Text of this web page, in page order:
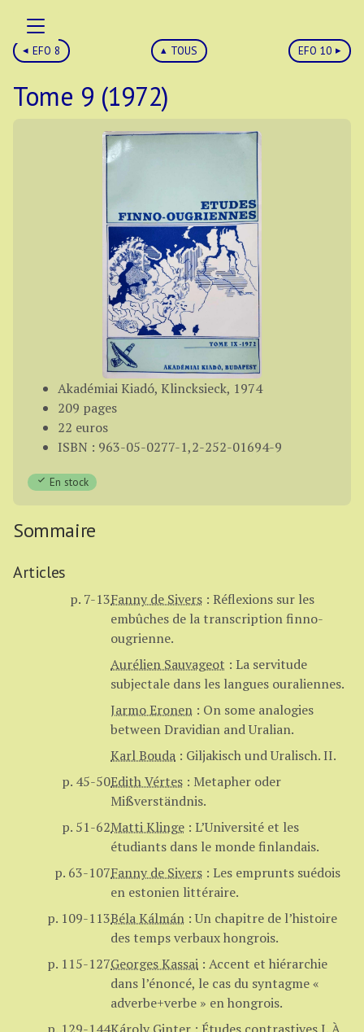
EFO 8 TOUS EFO 10
Tome 9 (1972)
Akadémiai Kiadó, Klincksieck, 1974
209 pages
22 euros
ISBN : 963-05-0277-1,2-252-01694-9
En stock
Sommaire
Articles
p. 7-13Fanny de Sivers : Réflexions sur les
embûches de la transcription finno-
ougrienne.
Aurélien Sauvageot : La servitude
subjectale dans les langues ouraliennes.
Jarmo Eronen : On some analogies
between Dravidian and Uralian.
Karl Bouda : Giljakisch und Uralisch. II.
p. 45-50Edith Vértes : Metapher oder
Mißverständnis.
p. 51-62Matti Klinge : L’Université et les
étudiants dans le monde finlandais.
p. 63-107Fanny de Sivers : Les emprunts suédois
en estonien littéraire.
p. 109-113Béla Kálmán :Un chapitre de l’histoire
des temps verbaux hongrois.
p. 115-127Georges Kassai : Accent et hiérarchie
dans l’énoncé, le cas du syntagme «
adverbe+verbe » en hongrois.